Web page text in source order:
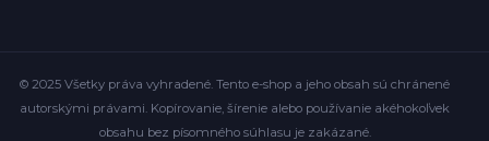
© 2025 Všetky práva vyhradené. Tento e-shop a jeho obsah sú chránené
autorskými právami. Kopírovanie, šírenie alebo používanie akéhokoľvek
obsahu bez písomného súhlasu je zakázané.